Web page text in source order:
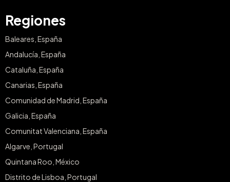
Regiones
Baleares, España
Andalucía, España
Cataluña, España
Canarias, España
Comunidad de Madrid, España
Galicia, España
Comunitat Valenciana, España
Algarve, Portugal
Quintana Roo, México
Distrito de Lisboa, Portugal